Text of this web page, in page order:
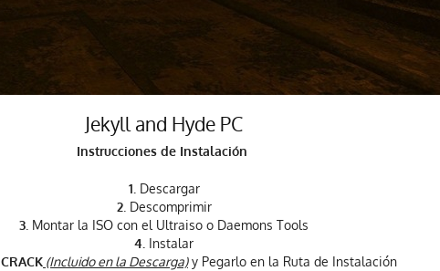
Jekyll and Hyde PC
Instrucciones de Instalación
1. Descargar
2. Descomprimir
3 . Montar la ISO con el Ultraiso o Daemons Tools
4. Instalar
CRACK (Incluido en la Descarga)y Pegarlo en la Ruta de Instalación